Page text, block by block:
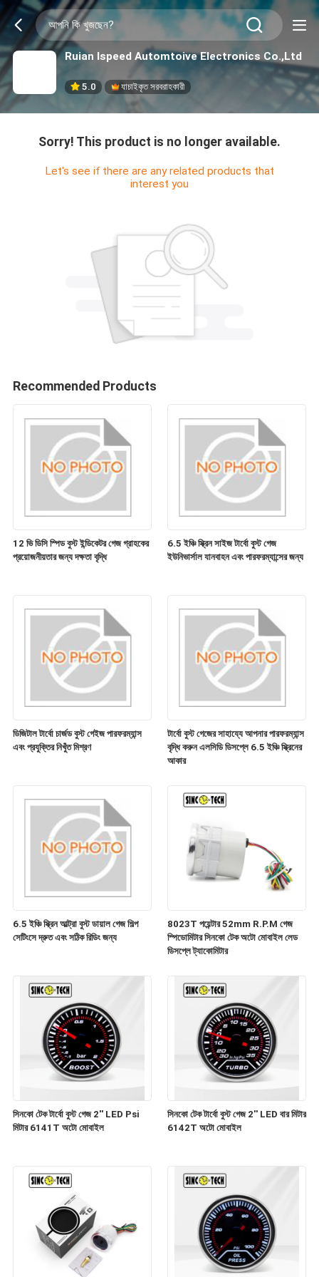
Ruian Ispeed Automtoive Electronics Co.,Ltd
5.0 যাচাইকৃত সরবরাহকারী
Sorry! This product is no longer available.
Let's see if there are any related products that
interest you
Recommended Products
12 ভি ডিসি স্পিড বুস্ট ইন্ডিকেটর গেজ গ্রাহকের
প্রয়োজনীয়তার জন্য দক্ষতা বৃদ্ধি
6.5 ইঞ্চি স্ক্রিন সাইজ টার্বো বুস্ট গেজ
ইউনিভার্সাল যানবাহন এবং পারফরম্যান্সের জন্য
ডিজিটাল টার্বো চার্জড বুস্ট গেইজ পারফরম্যান্স
এবং প্রযুক্তির নিখুঁত মিশ্রণ
টার্বো বুস্ট গেজের সাহায্যে আপনার পারফরম্যান্স
বৃদ্ধি করুন এলসিডি ডিসপ্লে 6.5 ইঞ্চি স্ক্রিনের
আকার
6.5 ইঞ্চি স্ক্রিন আল্ট্রা বুস্ট ডায়াল গেজ শিল্প
সেটিংসে দ্রুত এবং সঠিক রিডিং জন্য
8023T পয়েন্টার 52mm R.P.M গেজ
স্পিডোমিটার সিনকো টেক অটো মোবাইল লেড
ডিসপ্লে ট্যাকোমিটার
সিনকো টেক টার্বো বুস্ট গেজ 2'' LED Psi
মিটার 6141T অটো মোবাইল
সিনকো টেক টার্বো বুস্ট গেজ 2'' LED বার মিটার
6142T অটো মোবাইল